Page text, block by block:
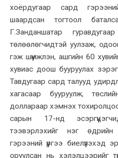
хоёрдугаар сард
шаардсан тогтоол
Г.Занданшатар
төлөөлөгчидтэй уулзаж,
гэж шүүмжлэн, ашгийн 60
хувиас доош бууруулах
Тавдугаар сард талууд
хагасаар бууруулж,
доллараар хэмнэх
сарын 17-нд
тээвэрлэхийг нэг
гэрээний үүргээ
оруулсан нь хэлэлцээрийг